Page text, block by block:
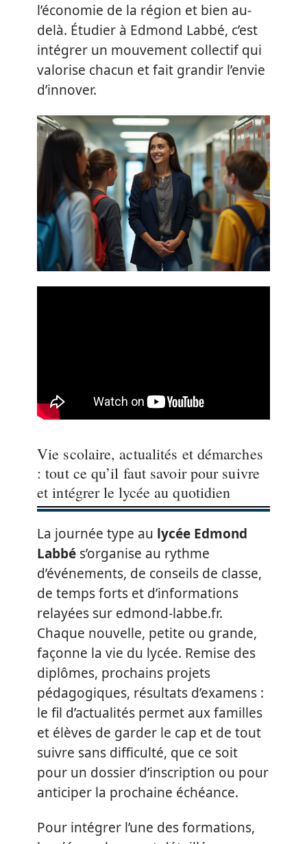
l’économie de la région et bien au-
delà. Étudier à Edmond Labbé, c’est
intégrer un mouvement collectif qui
valorise chacun et fait grandir l’envie
d’innover.
Vie scolaire, actualités et démarches
: tout ce qu’il faut savoir pour suivre
et intégrer le lycée au quotidien
La journée type au lycée Edmond
Labbé s’organise au rythme
d’événements, de conseils de classe,
de temps forts et d’informations
relayées sur edmond-labbe.fr.
Chaque nouvelle, petite ou grande,
façonne la vie du lycée. Remise des
diplômes, prochains projets
pédagogiques, résultats d’examens :
le fil d’actualités permet aux familles
et élèves de garder le cap et de tout
suivre sans difficulté, que ce soit
pour un dossier d’inscription ou pour
anticiper la prochaine échéance.
Pour intégrer l’une des formations,